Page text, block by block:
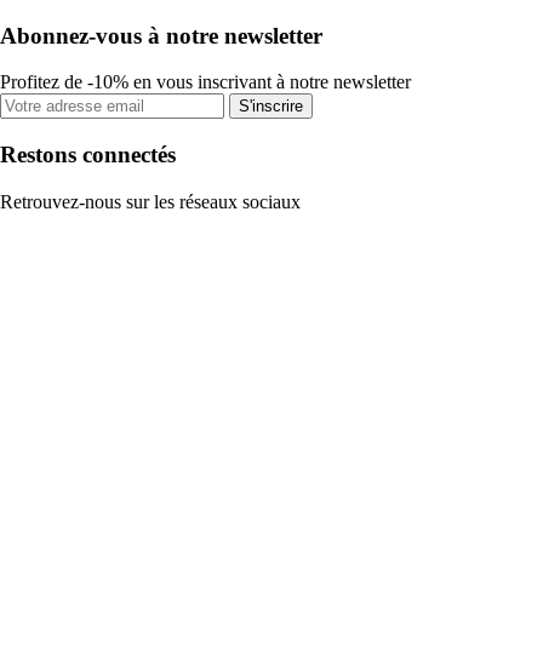
Abonnez-vous à notre newsletter
Profitez de -10% en vous inscrivant à notre newsletter
S'inscrire
Restons connectés
Retrouvez-nous sur les réseaux sociaux